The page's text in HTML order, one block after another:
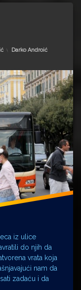
srpnja 2022.
Kategorije:
Darko Androić
iz ulice
do njih da
vrata koja
nam da
zadaću i da